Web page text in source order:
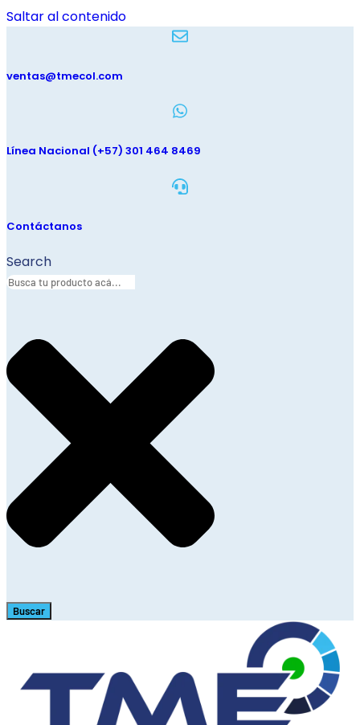
Saltar al contenido
ventas@tmecol.com
Línea Nacional (+57) 301 464 8469
Contáctanos
Search
Buscar